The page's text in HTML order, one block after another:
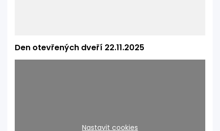
Den otevřených dveří 22.11.2025
Nastavit cookies